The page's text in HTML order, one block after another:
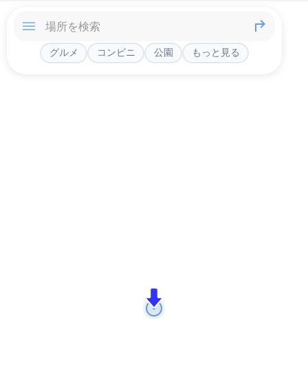
グルメ コンビニ 公園 もっと見る